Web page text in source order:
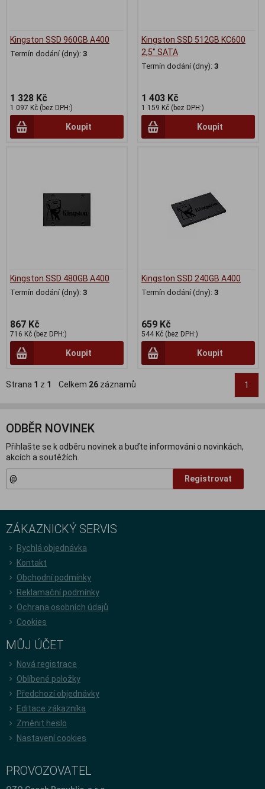
Kingston SSD 960GB A400
Termín dodání (dny): 3
1 328 Kč
1 097 Kč (bez DPH:)
Koupit
Kingston SSD 512GB KC600
2,5" SATA
Termín dodání (dny): 3
1 403 Kč
1 159 Kč (bez DPH:)
Koupit
Kingston SSD 480GB A400
Termín dodání (dny): 3
867 Kč
716 Kč (bez DPH:)
Koupit
Kingston SSD 240GB A400
Termín dodání (dny): 3
659 Kč
544 Kč (bez DPH:)
Koupit
Strana 1 z 1 Celkem 26 záznamů 1
ODBĚR NOVINEK
Přihlašte se k odběru novinek a buďte informováni o novinkách,
akcích a soutěžích.
Registrovat
ZÁKAZNICKÝ SERVIS
Rychlá objednávka
Kontakt
Obchodní podmínky
Reklamační podmínky
Ochrana osobních údajů
Cookies
MŮJ ÚČET
Nová registrace
Oblíbené položky
Předchozí objednávky
Editace zákazníka
Změnit heslo
Nastavení cookies
PROVOZOVATEL